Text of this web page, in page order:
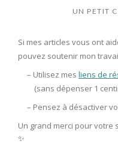
UN PETIT
Si mes articles vous ont
pouvez soutenir mon
– Utilisez mes liens de
(sans dépenser 1
– Pensez à désactiver
Un grand merci pour votre
✨